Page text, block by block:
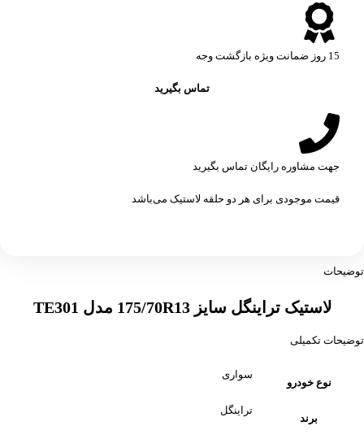
15 روز ضمانت ویژه بازگشت وجه
تماس بگیرید
جهت مشاوره رایگان تماس بگیرید
قیمت موجودی برای هر دو حلقه لاستیک می‌باشد
توضیحات
لاستیک تراینگل سایز 175/70R13 مدل TE301
توضیحات تکمیلی
نوع خودرو
سواری
برند
تراینگل